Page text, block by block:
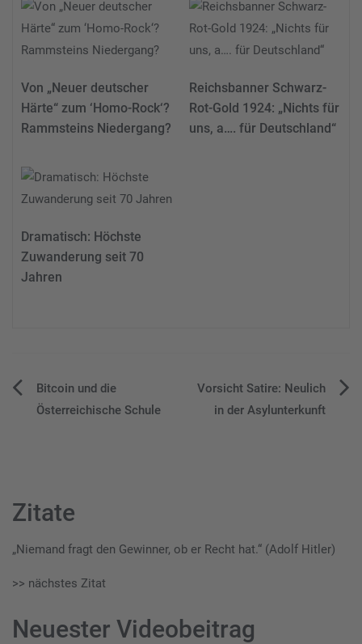
Von „Neuer deutscher
Härte“ zum ‘Homo-Rock‘?
Rammsteins Niedergang?
Reichsbanner Schwarz-
Rot-Gold 1924: „Nichts für
uns, a…. für Deutschland“
Dramatisch: Höchste
Zuwanderung seit 70
Jahren
Beitragsnavigation
Bitcoin und die
Österreichische Schule
Vorsicht Satire: Neulich
in der Asylunterkunft
Zitate
„Niemand fragt den Gewinner, ob er Recht hat.“ (Adolf Hitler)
>> nächstes Zitat
Neuester Videobeitrag